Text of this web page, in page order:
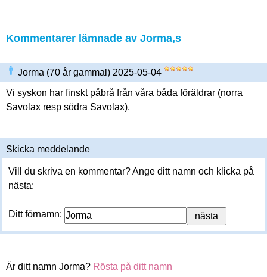
Kommentarer lämnade av Jorma,s
Jorma (70 år gammal) 2025-05-04
Vi syskon har finskt påbrå från våra båda föräldrar (norra
Savolax resp södra Savolax).
Skicka meddelande
Vill du skriva en kommentar? Ange ditt namn och klicka på
nästa:
Ditt förnamn:
Är ditt namn Jorma? Rösta på ditt namn